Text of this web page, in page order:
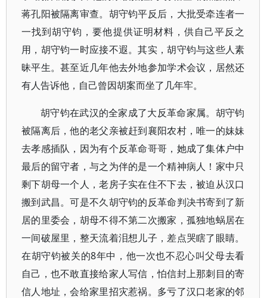
蒋孔阳被隔离审查。胡守钧平反后，大批受牵连者一
一找到胡守钧，要他提供证明材料，供自己平反之
用，胡守钧一时应接不遐。其实，胡守钧与这些人素
昧平生。甚至近几年他去外地参加学术会议，居然还
有人告诉他，自己曾因胡案而坐了几年牢。
胡守钧在武汉的全家成了大反革命家属。胡守钧
被隔离后，他的老父亲被赶到襄阳农村，唯一的妹妹
去孝感插队，因为有个反革命哥哥，她成了集体户中
最后的留守者，与之为伴的是一个精神病人！家中只
剩下胡母一个人，老房子实在住不下去，被迫从汉口
搬到武昌。可是不久胡守钧的反革命判决书寄到了新
居的里委会，胡母不得不第二次搬家，孤独地蜗居在
一间破屋里，整天流着泪想儿子，差点哭瞎了眼睛。
在胡守钧被关的8年中，他一次也不忍心叫父母去看
自己，也不敢直接给家人写信，怕信封上那刺目的寄
信人地址，会给家里招灾惹祸。多亏了汉口老家的邻